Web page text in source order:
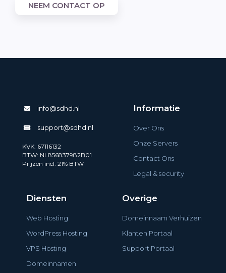
NEEM CONTACT OP
info@sdhd.nl
support@sdhd.nl
KVK: 67116132
BTW: NL856837982B01
Prijzen incl. 21% BTW
Informatie
Over Ons
Onze Servers
Contact Ons
Legal & security
Diensten
Web Hosting
WordPress Hosting
VPS Hosting
Domeinnamen
Overige
Domeinnaam Verhuizen
Klanten Portaal
Support Portaal